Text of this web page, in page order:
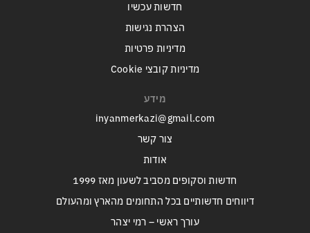
חדשות עכשיו
הצהרת נגישות
מדיניות פרטיות
מדיניות קובצי Cookie
מידע
inyanmerkazi@gmail.com
צור קשר
אודות
חדשות וסקופים מסביב לשעון מאז 1999
דיווחים חדשותיים בכל התחומים מהארץ ומהעולם
עורך ראשי – רמי יצהר